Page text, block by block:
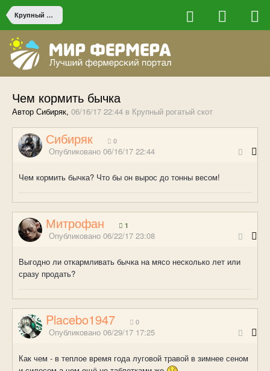
Крупный рогатый скот
Чем кормить бычка
Автор Сибиряк, 06/16/17 22:44 в Крупный рогатый скот
Сибиряк 0
Опубликовано 06/16/17 22:44
Чем кормить бычка? Что бы он вырос до тонны весом!
Митрофан 1
Опубликовано 06/22/17 23:08
Выгодно ли откармливать бычка на мясо несколько лет или
сразу продать?
Placebo1947 0
Опубликовано 06/29/17 17:25
Как чем - в теплое время года луговой травой в зимнее сеном